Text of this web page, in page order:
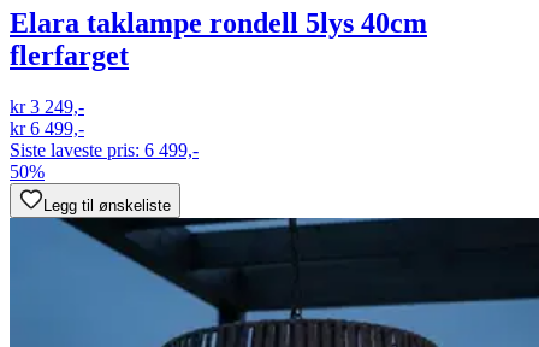
Elara taklampe rondell 5lys 40cm
flerfarget
kr 3 249,-
kr 6 499,-
Siste laveste pris: 6 499,-
50%
Legg til ønskeliste